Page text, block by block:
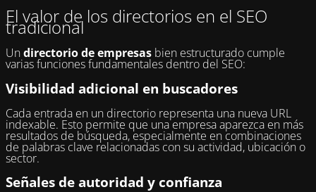
El valor de los directorios en el SEO
tradicional
Undirectorio de empresas bien estructurado cumple
varias funciones fundamentales dentro del SEO:
Visibilidad adicional en buscadores
Cada entrada en un directorio representa una nueva URL
indexable. Esto permite que una empresa aparezca en más
resultados de búsqueda, especialmente en combinaciones
de palabras clave relacionadas con su actividad, ubicación o
sector.
Señales de autoridad y confianza